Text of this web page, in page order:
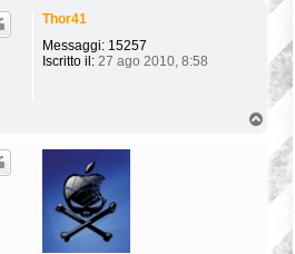
p
Thor41
Messaggi: 15257
Iscritto il: 27 ago 2010, 8:58